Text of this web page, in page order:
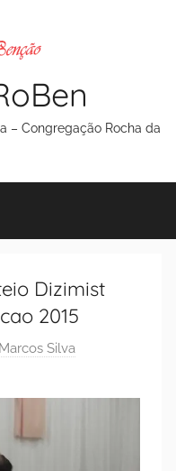
– Congregação Rocha da
Dizimist
2015
Marcos Silva